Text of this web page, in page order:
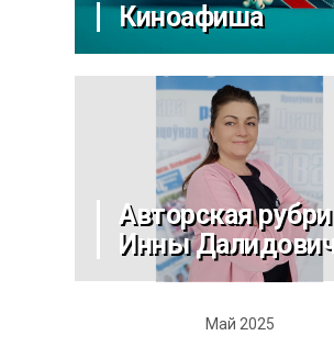
Киноафиша
Авторская
Инны
Май 2025